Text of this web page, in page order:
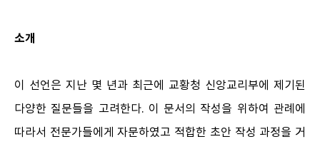
소개
이 선언은 지난 몇 년과 최근에 교황청 신앙교리부에 제기된
다양한 질문들을 고려한다. 이 문서의 작성을 위하여 관례에
따라서 전문가들에게 자문하였고 적합한 초안 작성 과정을 거